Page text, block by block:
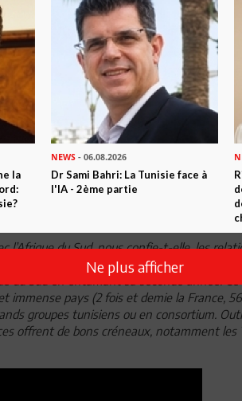
l’Afrique du Sud, nous confie-t-elle, les
Tous deux, nous siègerons en 2020
du Sud en entamant sa seconde année. Ce
immense pays (2 fois et demie la France, 56
groupes tunisiens ou en consortium.
offrent de bons créneaux, notamment les
la
NEWS - 06.08.2026
Dr Sami Bahri: La Tunisie face à
l'IA - 2ème partie
Ne plus afficher